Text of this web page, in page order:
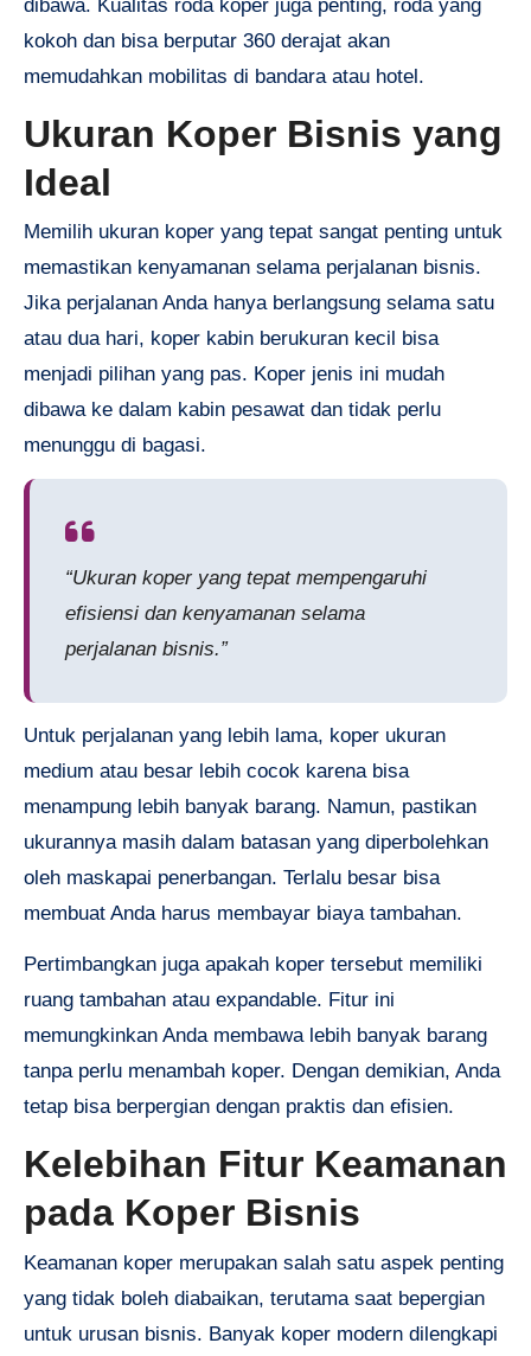
dibawa. Kualitas roda koper juga penting, roda yang
kokoh dan bisa berputar 360 derajat akan
memudahkan mobilitas di bandara atau hotel.
Ukuran Koper Bisnis yang
Ideal
Memilih ukuran koper yang tepat sangat penting untuk
memastikan kenyamanan selama perjalanan bisnis.
Jika perjalanan Anda hanya berlangsung selama satu
atau dua hari, koper kabin berukuran kecil bisa
menjadi pilihan yang pas. Koper jenis ini mudah
dibawa ke dalam kabin pesawat dan tidak perlu
menunggu di bagasi.
“Ukuran koper yang tepat mempengaruhi
efisiensi dan kenyamanan selama
perjalanan bisnis.”
Untuk perjalanan yang lebih lama, koper ukuran
medium atau besar lebih cocok karena bisa
menampung lebih banyak barang. Namun, pastikan
ukurannya masih dalam batasan yang diperbolehkan
oleh maskapai penerbangan. Terlalu besar bisa
membuat Anda harus membayar biaya tambahan.
Pertimbangkan juga apakah koper tersebut memiliki
ruang tambahan atau expandable. Fitur ini
memungkinkan Anda membawa lebih banyak barang
tanpa perlu menambah koper. Dengan demikian, Anda
tetap bisa berpergian dengan praktis dan efisien.
Kelebihan Fitur Keamanan
pada Koper Bisnis
Keamanan koper merupakan salah satu aspek penting
yang tidak boleh diabaikan, terutama saat bepergian
untuk urusan bisnis. Banyak koper modern dilengkapi